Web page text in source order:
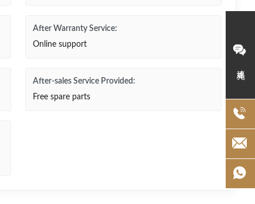
After Warranty Service:
Online support
After-sales Service Provided:
Free spare parts